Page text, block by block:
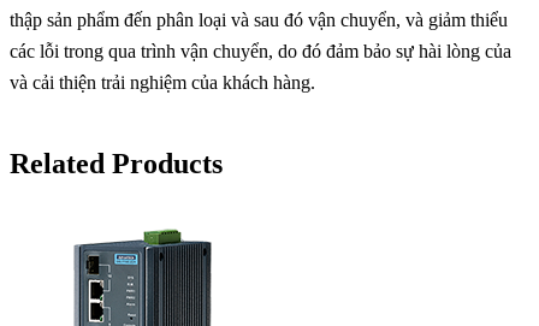
thập sản phẩm đến phân loại và sau đó vận chuyển, và giảm thiểu
các lỗi trong qua trình vận chuyển, do đó đảm bảo sự hài lòng của
và cải thiện trải nghiệm của khách hàng.
Related Products